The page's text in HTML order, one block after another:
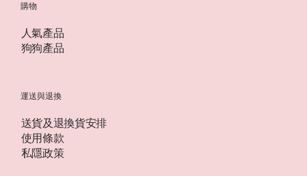
購物
人氣產品
狗狗產品
運送與退換
送貨及退換貨安排
使用條款
私隱政策